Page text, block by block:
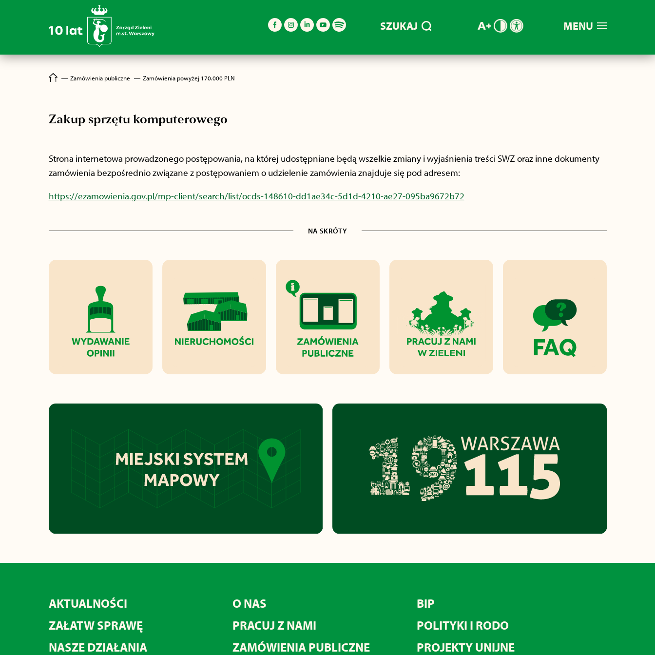
MENU
SZUKAJ
― Zamówienia publiczne ― Zamówienia powyżej 170.000 PLN
Zakup sprzętu komputerowego
Strona internetowa prowadzonego postępowania, na której udostępniane będą wszelkie zmiany i wyjaśnienia treści SWZ oraz inne dokumenty
zamówienia bezpośrednio związane z postępowaniem o udzielenie zamówienia znajduje się pod adresem:
https://ezamowienia.gov.pl/mp-client/search/list/ocds-148610-dd1ae34c-5d1d-4210-ae27-095ba9672b72
NA SKRÓTY
AKTUALNOŚCI
ZAŁATW SPRAWĘ
NASZE DZIAŁANIA
O NAS
PRACUJ Z NAMI
ZAMÓWIENIA PUBLICZNE
BIP
POLITYKI I RODO
PROJEKTY UNIJNE